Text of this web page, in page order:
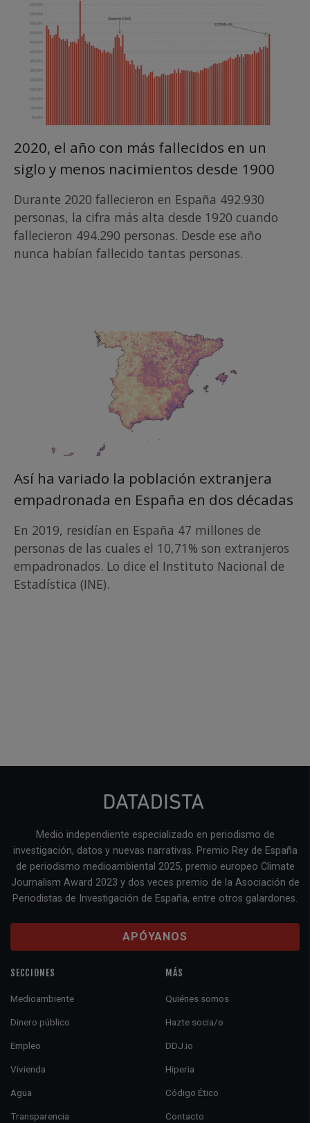
2020, el año con más fallecidos en un
siglo y menos nacimientos desde 1900
Durante 2020 fallecieron en España 492.930
personas, la cifra más alta desde 1920 cuando
fallecieron 494.290 personas. Desde ese año
nunca habían fallecido tantas personas.
Así ha variado la población extranjera
empadronada en España en dos décadas
En 2019, residían en España 47 millones de
personas de las cuales el 10,71% son extranjeros
empadronados. Lo dice el Instituto Nacional de
Estadística (INE).
Medio independiente especializado en periodismo de
investigación, datos y nuevas narrativas. Premio Rey de España
de periodismo medioambiental 2025, premio europeo Climate
Journalism Award 2023 y dos veces premio de la Asociación de
Periodistas de Investigación de España, entre otros galardones.
APÓYANOS
SECCIONES
Medioambiente
Dinero público
Empleo
Vivienda
Agua
Transparencia
MÁS
Quiénes somos
Hazte socia/o
DDJ.io
Hiperia
Código Ético
Contacto